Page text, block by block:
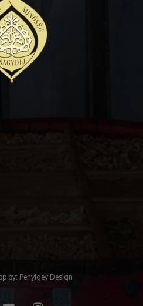
by: Penyigey Design